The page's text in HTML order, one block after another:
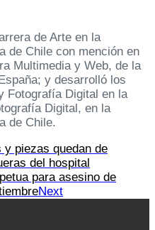
de Arte en la
de Chile con mención en
Multimedia y Web, de la
y desarrolló los
Fotografía Digital en la
Digital, en la
de Chile.
y piezas quedan de
del hospital
para asesino de
Next